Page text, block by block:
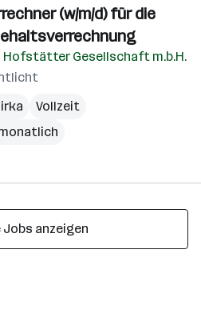
(w/m/d) für die
Hofstätter Gesellschaft m.b.H.
Vollzeit
monatlich
Jobs anzeigen